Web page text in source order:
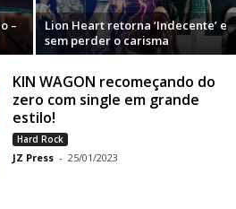
–
Lion Heart retorna ‘Indecente’ e
sem perder o carisma
KIN WAGON recomeçando do
zero com single em grande
estilo!
Hard Rock
JZ Press - 25/01/2023